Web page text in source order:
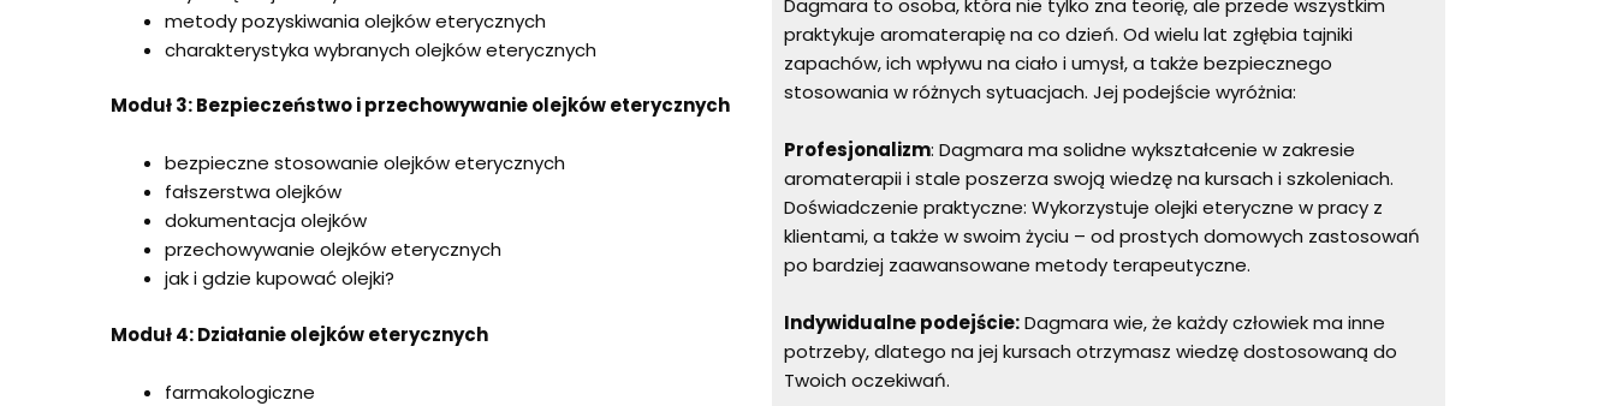
metody pozyskiwania olejków eterycznych
charakterystyka wybranych olejków eterycznych
Moduł 3: Bezpieczeństwo i przechowywanie olejków eterycznych
bezpieczne stosowanie olejków eterycznych
fałszerstwa olejków
dokumentacja olejków
przechowywanie olejków eterycznych
jak i gdzie kupować olejki?
Moduł 4: Działanie olejków eterycznych
farmakologiczne
Dagmara to osoba, która nie tylko zna teorię, ale przede wszystkim
praktykuje aromaterapię na co dzień. Od wielu lat zgłębia tajniki
zapachów, ich wpływu na ciało i umysł, a także bezpiecznego
stosowania w różnych sytuacjach. Jej podejście wyróżnia:
Profesjonalizm: Dagmara ma solidne wykształcenie w zakresie
aromaterapii i stale poszerza swoją wiedzę na kursach i szkoleniach.
Doświadczenie praktyczne: Wykorzystuje olejki eteryczne w pracy z
klientami, a także w swoim życiu – od prostych domowych zastosowań
po bardziej zaawansowane metody terapeutyczne.
Indywidualne podejście:Dagmara wie, że każdy człowiek ma inne
potrzeby, dlatego na jej kursach otrzymasz wiedzę dostosowaną do
Twoich oczekiwań.